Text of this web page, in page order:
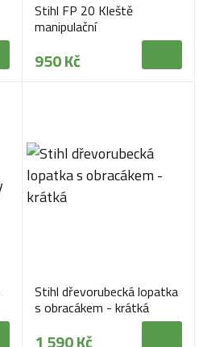
Stihl FP 20 Kleště
manipulační
950 Kč
Stihl dřevorubecká lopatka
s obracákem - krátká
1 590 Kč